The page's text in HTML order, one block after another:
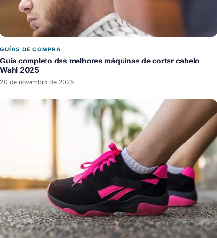
GUÍAS DE COMPRA
Guia completo das melhores máquinas de cortar cabelo
Wahl 2025
20 de novembro de 2025